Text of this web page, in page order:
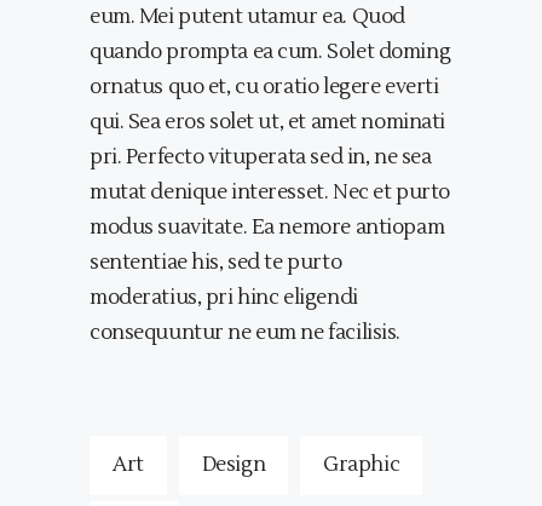
eum. Mei putent utamur ea. Quod
quando prompta ea cum. Solet doming
ornatus quo et, cu oratio legere everti
qui. Sea eros solet ut, et amet nominati
pri. Perfecto vituperata sed in, ne sea
mutat denique interesset. Nec et purto
modus suavitate. Ea nemore antiopam
sententiae his, sed te purto
moderatius, pri hinc eligendi
consequuntur ne eum ne facilisis.
Art Design Graphic